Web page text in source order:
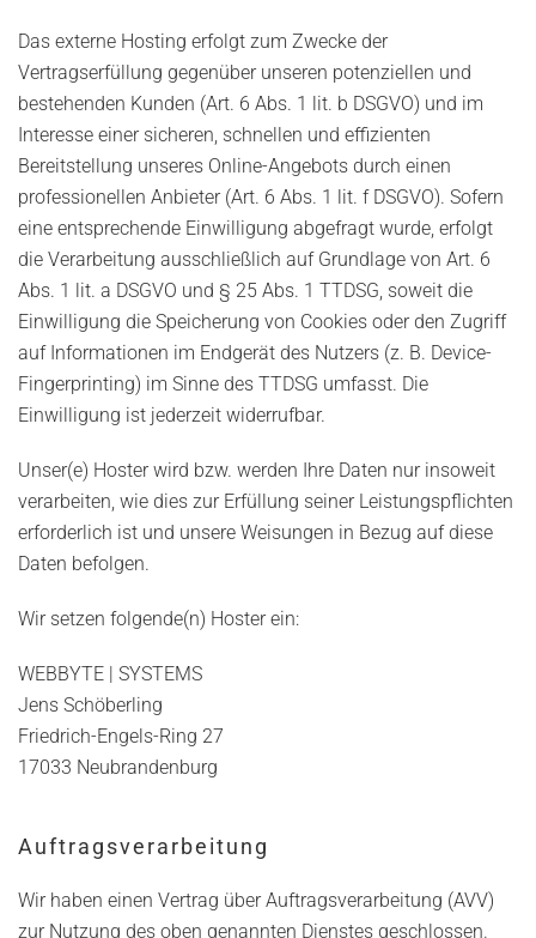
Das externe Hosting erfolgt zum Zwecke der
Vertragserfüllung gegenüber unseren potenziellen und
bestehenden Kunden (Art. 6 Abs. 1 lit. b DSGVO) und im
Interesse einer sicheren, schnellen und effizienten
Bereitstellung unseres Online-Angebots durch einen
professionellen Anbieter (Art. 6 Abs. 1 lit. f DSGVO). Sofern
eine entsprechende Einwilligung abgefragt wurde, erfolgt
die Verarbeitung ausschließlich auf Grundlage von Art. 6
Abs. 1 lit. a DSGVO und § 25 Abs. 1 TTDSG, soweit die
Einwilligung die Speicherung von Cookies oder den Zugriff
auf Informationen im Endgerät des Nutzers (z. B. Device-
Fingerprinting) im Sinne des TTDSG umfasst. Die
Einwilligung ist jederzeit widerrufbar.
Unser(e) Hoster wird bzw. werden Ihre Daten nur insoweit
verarbeiten, wie dies zur Erfüllung seiner Leistungspflichten
erforderlich ist und unsere Weisungen in Bezug auf diese
Daten befolgen.
Wir setzen folgende(n) Hoster ein:
WEBBYTE | SYSTEMS
Jens Schöberling
Friedrich-Engels-Ring 27
17033 Neubrandenburg
Auftragsverarbeitung
Wir haben einen Vertrag über Auftragsverarbeitung (AVV)
zur Nutzung des oben genannten Dienstes geschlossen.